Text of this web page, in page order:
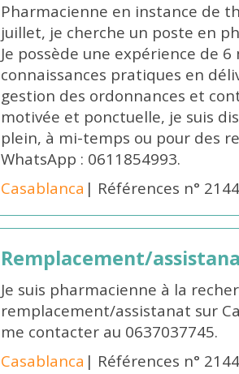
Pharmacienne en instance de
juillet, je cherche un poste en
Je possède une expérience de
connaissances pratiques en
gestion des ordonnances et
motivée et ponctuelle, je suis
plein, à mi-temps ou pour des
WhatsApp : 0611854993.
Casablanca | Références n°
Remplacement/
Je suis pharmacienne à la
remplacement/assistanat sur
me contacter au 0637037745.
Casablanca | Références n°